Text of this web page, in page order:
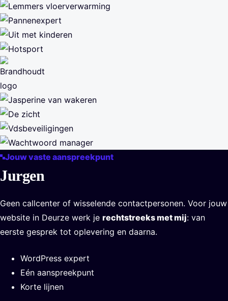
Jouw vaste aanspreekpunt
Jurgen
Geen callcenter of wisselende contactpersonen. Voor jouw
website in Deurze werk je rechtstreeks met mij: van
eerste gesprek tot oplevering en daarna.
WordPress expert
Eén aanspreekpunt
Korte lijnen